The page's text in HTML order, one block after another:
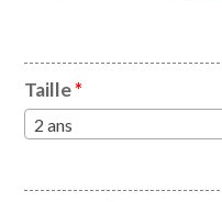
Taille*
2 ans